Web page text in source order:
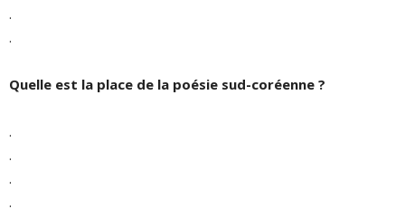
.
.
Quelle est la place de la poésie sud-coréenne ?
.
.
.
.